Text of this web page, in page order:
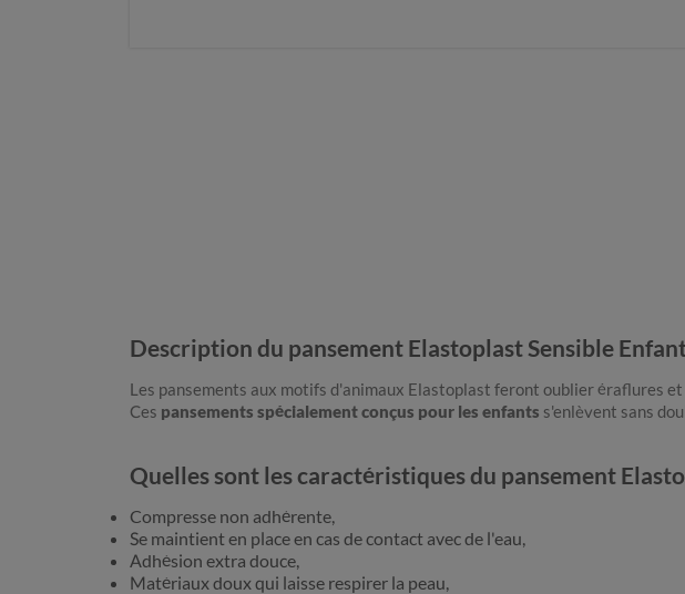
Description du pansement Elastoplast Sensible
Les pansements aux motifs d'animaux Elastoplast feront oublier éraflures
Ces pansements spécialement conçus pour les enfants s'enlèvent sans
Quelles sont les caractéristiques du pansement
Compresse non adhérente,
Se maintient en place en cas de contact avec de l'eau,
Adhésion extra douce,
Matériaux doux qui laisse respirer la peau,